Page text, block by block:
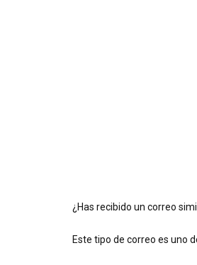
¿Has recibido un correo
Este tipo de correo es uno